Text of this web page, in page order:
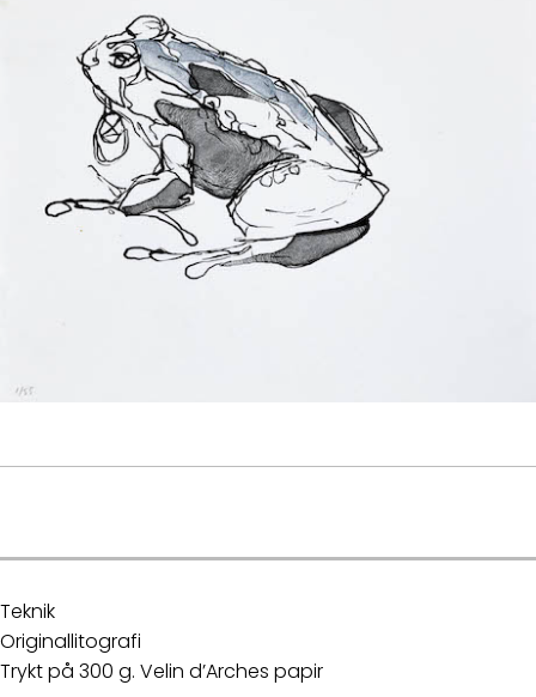
Teknik
Originallitografi
Trykt på 300 g. Velin d’Arches papir